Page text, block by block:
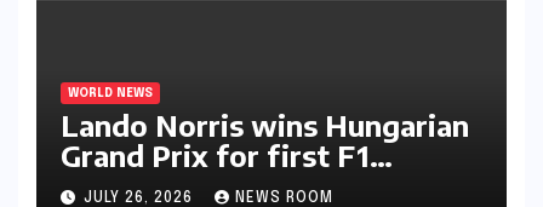
WORLD NEWS
Lando Norris wins Hungarian
Grand Prix for first F1
triumph in 2026​​
JULY 26, 2026 NEWS ROOM